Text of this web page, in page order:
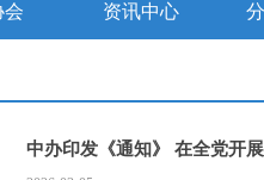
会 资讯中心
中办印发《通知》 在全党开